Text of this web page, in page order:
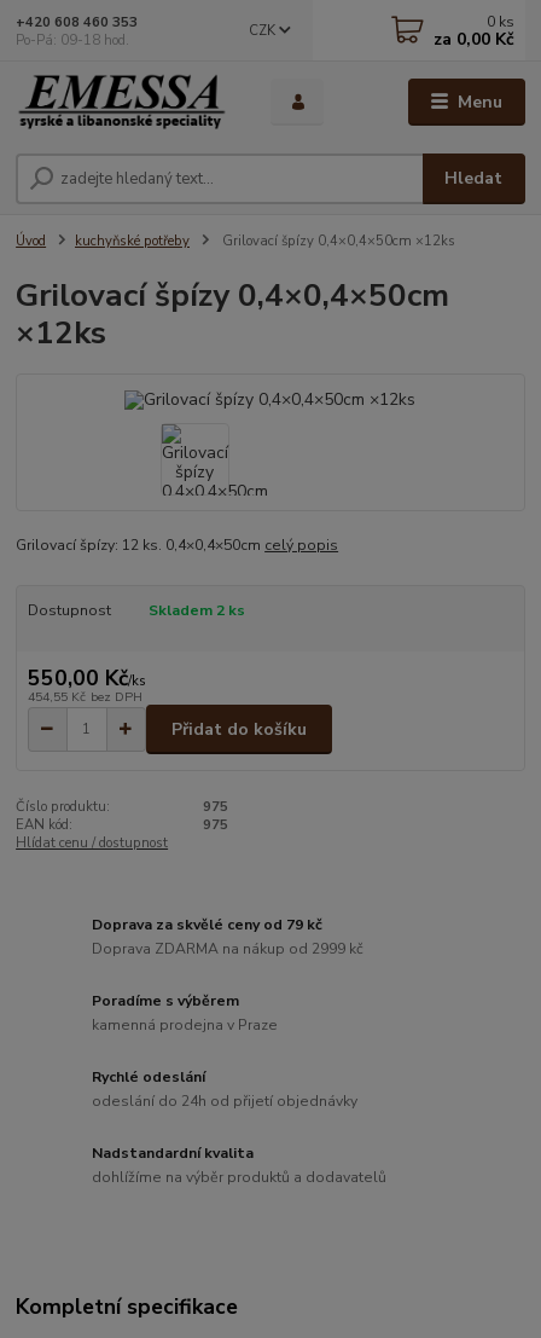
Menu
CZK
Hledat
+420 608 460 353
Po-Pá: 09-18 hod.
0 ks
za 0,00 Kč
Úvod kuchyňské potřeby Grilovací špízy 0,4×0,4×50cm ×12ks
Grilovací špízy 0,4×0,4×50cm
×12ks
Grilovací špízy: 12 ks. 0,4×0,4×50cm celý popis
Dostupnost Skladem 2 ks
550,00 Kč/ks
454,55 Kč bez DPH
Přidat do košíku
Číslo produktu:
975
EAN kód:
975
Hlídat cenu / dostupnost
Doprava za skvělé ceny od 79 kč
Doprava ZDARMA na nákup od 2999 kč
Poradíme s výběrem
kamenná prodejna v Praze
Rychlé odeslání
odeslání do 24h od přijetí objednávky
Nadstandardní kvalita
dohlížíme na výběr produktů a dodavatelů
Kompletní specifikace